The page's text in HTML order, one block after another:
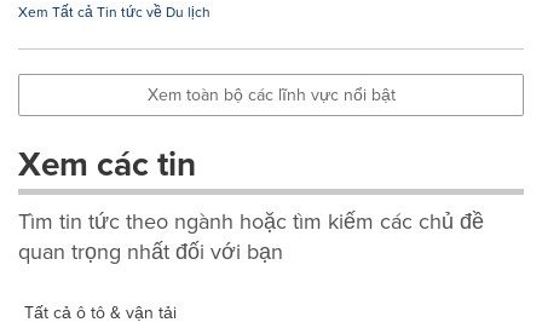
Xem Tất cả Tin tức về Du lịch
Xem toàn bộ các lĩnh vực nổi bật
Xem các tin
Tìm tin tức theo ngành hoặc tìm kiếm các chủ đề
quan trọng nhất đối với bạn
Tất cả ô tô & vận tải